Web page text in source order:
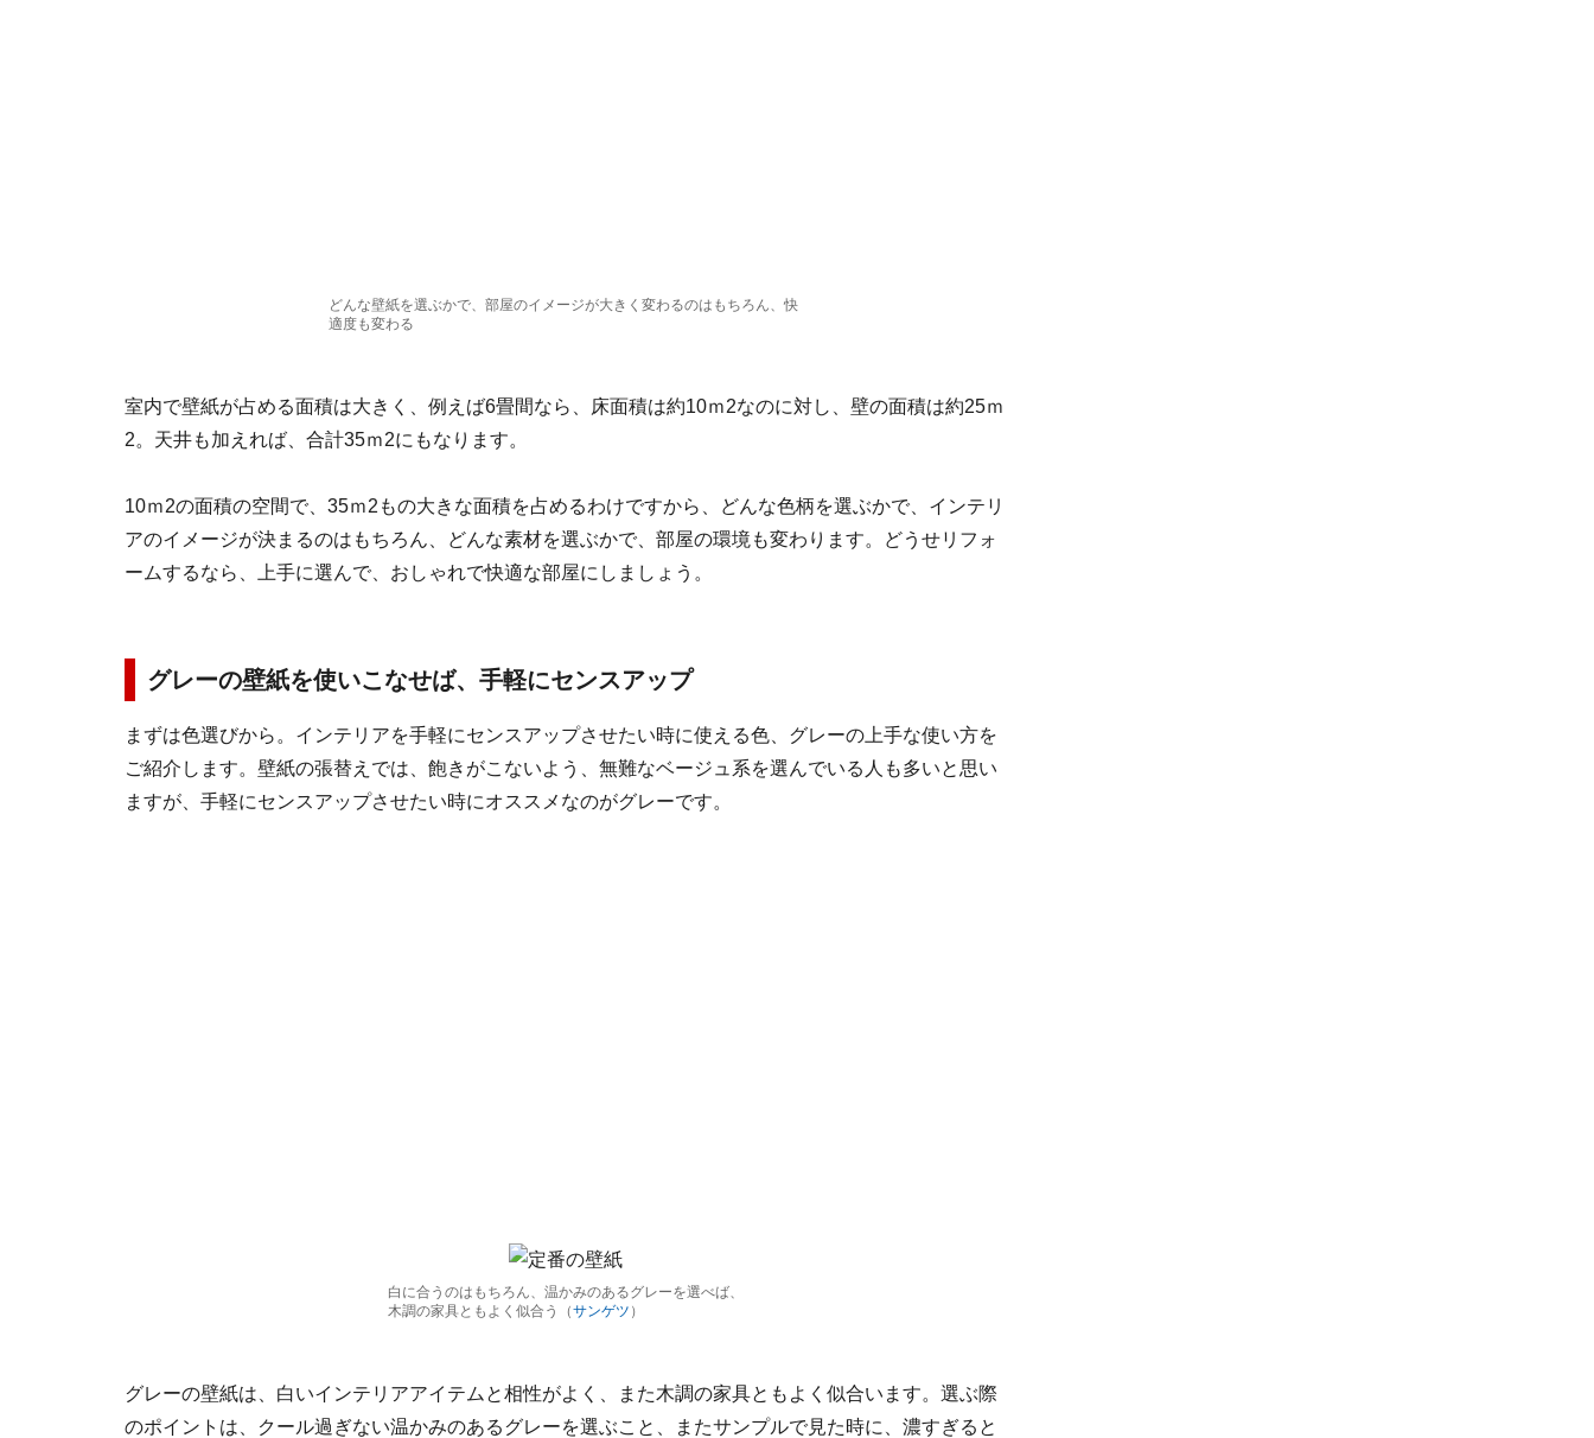
どんな壁紙を選ぶかで、部屋のイメージが大きく変わるのはもちろん、快
適度も変わる
室内で壁紙が占める面積は大きく、例えば6畳間なら、床面積は約10ｍ2なのに対し、壁の面積は約25ｍ
2。天井も加えれば、合計35ｍ2にもなります。
10ｍ2の面積の空間で、35ｍ2もの大きな面積を占めるわけですから、どんな色柄を選ぶかで、インテリ
アのイメージが決まるのはもちろん、どんな素材を選ぶかで、部屋の環境も変わります。どうせリフォ
ームするなら、上手に選んで、おしゃれで快適な部屋にしましょう。
グレーの壁紙を使いこなせば、手軽にセンスアップ
まずは色選びから。インテリアを手軽にセンスアップさせたい時に使える色、グレーの上手な使い方を
ご紹介します。壁紙の張替えでは、飽きがこないよう、無難なベージュ系を選んでいる人も多いと思い
ますが、手軽にセンスアップさせたい時にオススメなのがグレーです。
白に合うのはもちろん、温かみのあるグレーを選べば、
木調の家具ともよく似合う（サンゲツ ）
グレーの壁紙は、白いインテリアアイテムと相性がよく、また木調の家具ともよく似合います。選ぶ際
のポイントは、クール過ぎない温かみのあるグレーを選ぶこと、またサンプルで見た時に、濃すぎると